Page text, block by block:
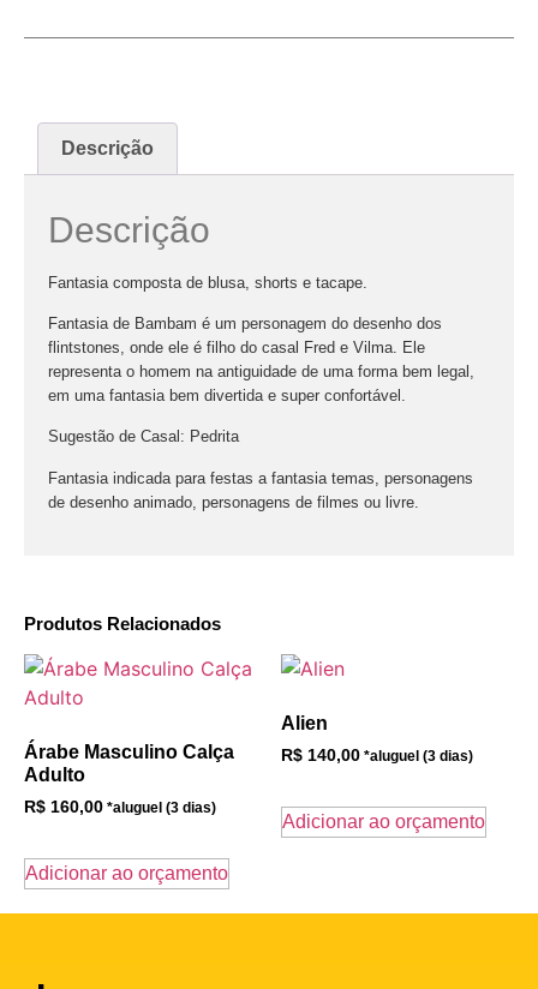
Produtos Relacionados
Árabe Masculino Calça
Adulto
R$ 160,00
Adicionar ao orçamento
Alien
R$ 140,00
Adicionar ao orçamento
Descrição
Descrição
Fantasia composta de blusa, shorts e tacape.
Fantasia de Bambam é um personagem do desenho dos
flintstones, onde ele é filho do casal Fred e Vilma. Ele
representa o homem na antiguidade de uma forma bem legal,
em uma fantasia bem divertida e super confortável.
Sugestão de Casal: Pedrita
Fantasia indicada para festas a fantasia temas, personagens
de desenho animado, personagens de filmes ou livre.